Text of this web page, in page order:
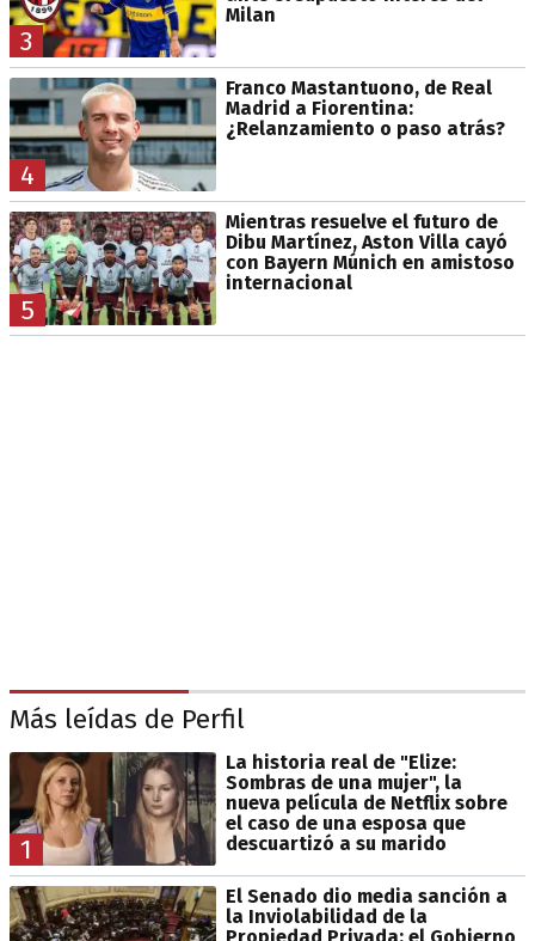
3
Milan
4
Franco Mastantuono, de Real
Madrid a Fiorentina:
¿Relanzamiento o paso atrás?
5
Mientras resuelve el futuro de
Dibu Martínez, Aston Villa cayó
con Bayern Múnich en amistoso
internacional
Más leídas de Perfil
1
La historia real de "Elize:
Sombras de una mujer", la
nueva película de Netflix sobre
el caso de una esposa que
descuartizó a su marido
El Senado dio media sanción a
la Inviolabilidad de la